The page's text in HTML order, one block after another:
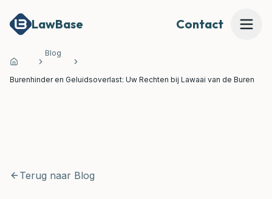
LawBase Contact
Mijn Dossier Beoordelen
MEER
Home
Blog
Burenhinder en Geluidsoverlast: Uw Rechten bij Lawaai van de Buren
Terug naar Blog